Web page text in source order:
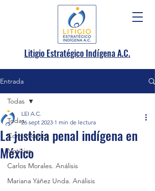
Litigio Estratégico Indígena A.C.
Entrada
Todas
Comunicados
Noticias
Carlos Morales. Análisis
Mariana Yáñez Unda. Análisis
Todas
La justicia penal indígena en
México
LEI A.C.
26 sept 2023 1 min de lectura